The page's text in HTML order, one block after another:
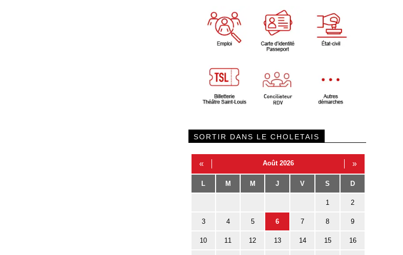
SORTIR DANS LE CHOLETAIS
« Août 2026 »
L M M J V S D
1 2
3 4 5 6 7 8 9
10 11 12 13 14 15 16